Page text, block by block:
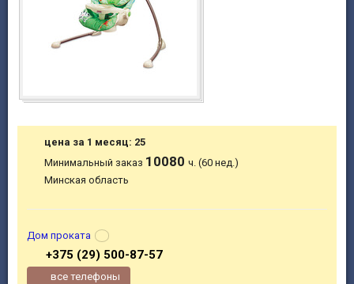
цена за 1 месяц: 25
Минимальный заказ 10080ч. (60 нед.)
Минская область
Дом проката
+375 (29) 500-87-57
все телефоны